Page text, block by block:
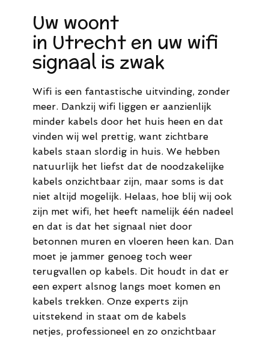
info@meldaro.nl
Uw woont
in Utrecht en uw wifi
signaal is zwak
Wifi is een fantastische uitvinding, zonder
meer. Dankzij wifi liggen er aanzienlijk
minder kabels door het huis heen en dat
vinden wij wel prettig, want zichtbare
kabels staan slordig in huis. We hebben
natuurlijk het liefst dat de noodzakelijke
kabels onzichtbaar zijn, maar soms is dat
niet altijd mogelijk. Helaas, hoe blij wij ook
zijn met wifi, het heeft namelijk één nadeel
en dat is dat het signaal niet door
betonnen muren en vloeren heen kan. Dan
moet je jammer genoeg toch weer
terugvallen op kabels. Dit houdt in dat er
een expert alsnog langs moet komen en
kabels trekken. Onze experts zijn
uitstekend in staat om de kabels
netjes, professioneel en zo onzichtbaar